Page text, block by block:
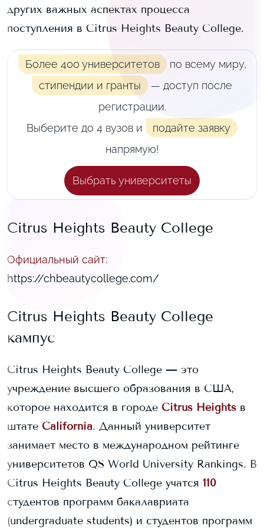
других важных аспектах процесса
поступления в Citrus Heights Beauty College.
Более 400 университетов по всему миру,
стипендии и гранты
— доступ после
регистрации.
Выберите до 4 вузов и
подайте заявку
напрямую!
Выбрать университеты
Citrus Heights Beauty College
Официальный сайт:
https://chbeautycollege.com/
Citrus Heights Beauty College
кампус
Citrus Heights Beauty College — это
учреждение высшего образования в США,
которое находится в городе Citrus Heights в
штате California. Данный университет
занимает место в международном рейтинге
университетов QS World University Rankings. В
Citrus Heights Beauty College учатся 110
студентов программ бакалавриата
(undergraduate students) и студентов программ